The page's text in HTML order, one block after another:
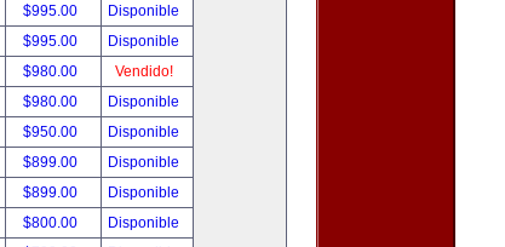
$995.00
Disponible
$995.00
Disponible
$980.00
Vendido!
$980.00
Disponible
$950.00
Disponible
$899.00
Disponible
$899.00
Disponible
$800.00
Disponible